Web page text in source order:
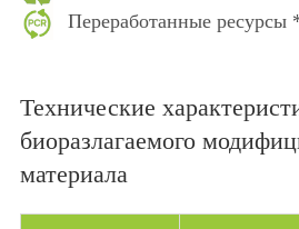
Переработанные ресурсы
Технические
биоразлагаемого
материала